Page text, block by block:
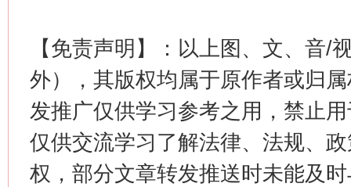
【免责声明】：以上图、文、音/
外），其版权均属于原作者或归
发推广仅供学习参考之用，禁止
仅供交流学习了解法律、法规、
权，部分文章转发推送时未能及
在谋一域中谋全局
今